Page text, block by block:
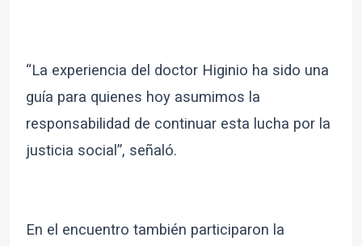
“La experiencia del doctor Higinio ha sido una
guía para quienes hoy asumimos la
responsabilidad de continuar esta lucha por la
justicia social”, señaló.
En el encuentro también participaron la